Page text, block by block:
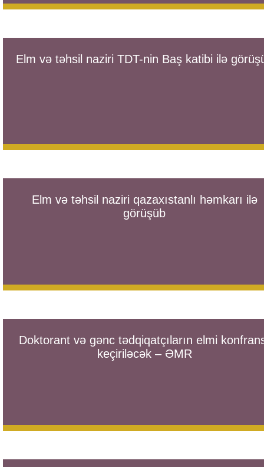
Elm və təhsil naziri TDT-nin Baş katibi ilə
Elm və təhsil naziri qazaxıstanlı həmkarı ilə
görüşüb
Doktorant və gənc tədqiqatçıların elmi
keçiriləcək – ƏMR